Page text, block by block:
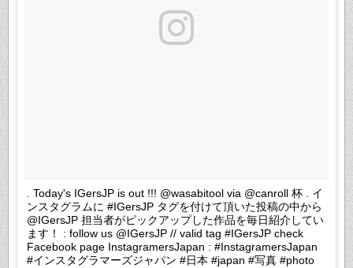
. Today's IGersJP is out !!! @wasabitool via @canroll 杯 . イ
ンスタグラムに #IGersJP タグを付けて頂いた投稿の中から
@IGersJP 担当者がピックアップした作品を毎日紹介してい
ます！ : follow us @IGersJP // valid tag #IGersJP check
Facebook page InstagramersJapan : #InstagramersJapan
#インスタグラマーズジャパン #日本 #japan #写真 #photo